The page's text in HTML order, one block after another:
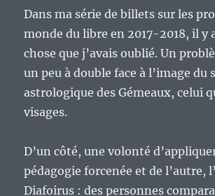
Dans ma série de billets sur les
monde du libre en 2017-2018, il y
chose que j’avais oublié. Un
un peu à double face à l’image du
astrologique des Gémeaux, celui
visages.
D’un côté, une volonté
pédagogie forcenée et de l’autre,
Diafoirus : des personnes